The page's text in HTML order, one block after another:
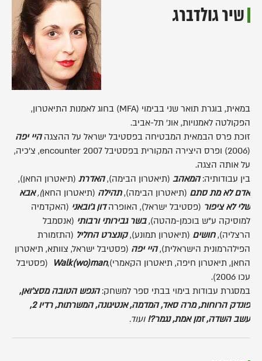
שיר גולדברג
במאית, בוגרת תואר שני בבימוי (MFA) בחוג לאמנות התיאטרון,
הפקולטה לאמנויות, אונ' תל-אביב.
זוכת פרס הבמאית המבטיחה בפסטיבל ישראל על ההצגההיי יפה
(2006) ופרס היצירה המקורית בפסטיבל encounter 2007, צ'כיה,
על אותה הצגה.
בין עבודותיה:המאהב (תיאטרון הבימה),האדרת (תיאטרון החאן),
אדם לא מת סתם (תיאטרון הבימה),תהילה (תיאטרון החאן),אבא
שלי לא ציפור (פסטיבל ישראל), האופרהדון ג'ובאני (האקדמיה
למוסיקה ע"ש בוכמן-מהטה),בשר גבירותי ורבותי (אנסמבל
הרצליה),חושים (תיאטרון תמונע),קונצרט החליל (התזמורת
הפילהרמונית הישראלית),היי יפה (פסטיבל ישראל, צוותא, תיאטרון
החאן, תיאטרון חיפה, תיאטרון הקאמרי),Walk(wo)man (פסטיבל
עכו 2006).
במסגרת עבודות בימוי בבתי ספר למשחק:הנפש הטובה מסצ'ואן,
פונדק הרוחות, מרה סאד, המדמה, אנטיגונה, המשרתות, רדיו 2,
עשב השדה, זמן אמת, נגמר?! ועוד.